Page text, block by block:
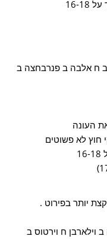
ח אלבה ב פנרבחצה ב
יותר בפירוט .
וילארבן ח וירטוס ב